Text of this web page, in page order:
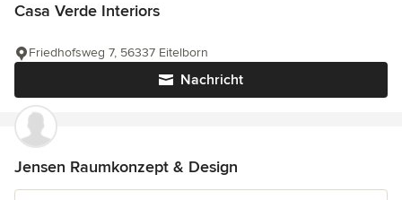
Casa Verde Interiors
Nachricht
Friedhofsweg 7, 56337 Eitelborn
Jensen Raumkonzept & Design